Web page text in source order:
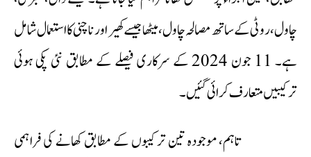
چاول، روٹی کے ساتھ مصالحہ چاول، میٹھا جیسے کھیر اور ناچنی کا استعمال شامل
ہے۔ 11 جون 2024 کے سرکاری فیصلے کے مطابق نئی پکی ہوئی
ترکیبیں متعارف کرائی گئیں۔
تاہم، موجودہ تین ترکیبوں کے مطابق کھانے کی فراہمی